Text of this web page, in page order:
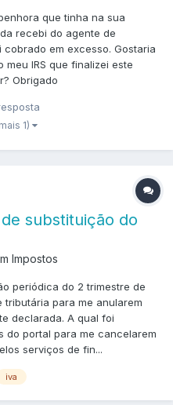
que tinha na sua
recebi do agente de
em excesso. Gostaria
IRS que finalizei este
Obrigado
1)
substituição do
Impostos
periódica do 2 trimestre de
para me anularem
declarada. A qual foi
do portal para me cancelarem
serviços de fin...
iva